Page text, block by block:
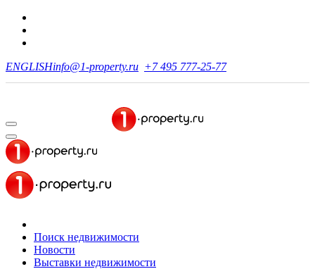
ENGLISHinfo@1-property.ru +7 495 777-25-77
Поиск недвижимости
Новости
Выставки недвижимости